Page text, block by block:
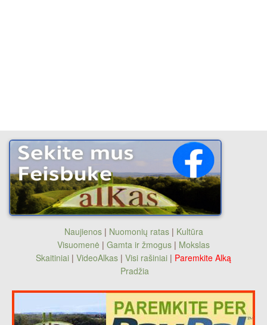
Naujienos| Nuomonių ratas| Kultūra
Visuomenė | Gamta ir žmogus | Mokslas
Skaitiniai | VideoAlkas | Visi rašiniai | Paremkite Alką
Pradžia